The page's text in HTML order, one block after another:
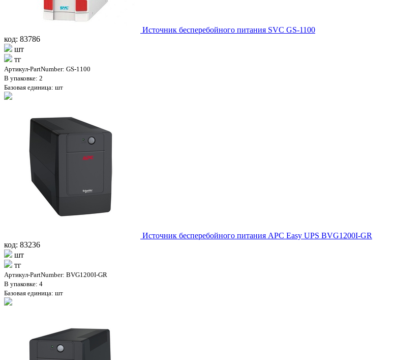
Источник бесперебойного питания SVC GS-1100
код: 83786
шт
тг
Артикул-PartNumber: GS-1100
В упаковке: 2
Базовая единица: шт
Источник бесперебойного питания APC Easy UPS BVG1200I-GR
код: 83236
шт
тг
Артикул-PartNumber: BVG1200I-GR
В упаковке: 4
Базовая единица: шт